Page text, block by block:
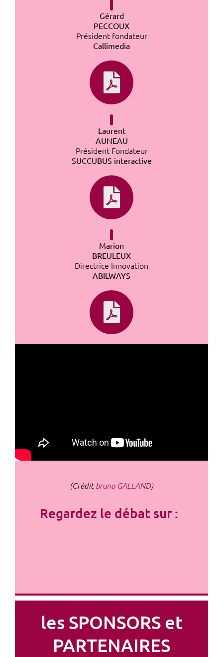
Gérard
PECCOUX
Président fondateur
Callimedia
Laurent
AUNEAU
Président Fondateur
SUCCUBUS interactive
Marion
BREULEUX
Directrice Innovation
ABILWAYS
(Crédit bruno GALLAND)
Regardez le débat sur :
les SPONSORS et
PARTENAIRES